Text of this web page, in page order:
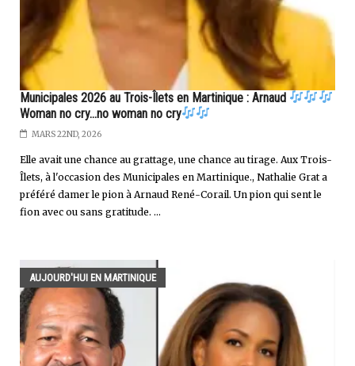
Municipales 2026 au Trois-Îlets en Martinique : Arnaud
Woman no cry...no woman no cry
MARS 22ND, 2026
Elle avait une chance au grattage, une chance au tirage. Aux Trois-
Îlets, à l'occasion des Municipales en Martinique., Nathalie Grat a
préféré damer le pion à Arnaud René-Corail. Un pion qui sent le
fion avec ou sans gratitude. ...
AUJOURD'HUI EN MARTINIQUE